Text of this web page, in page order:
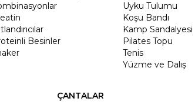
Besinler
Uyku Tulumu
Koşu Bandı
Kamp Sandalyesi
Pilates Topu
Tenis
Yüzme ve Dalış
ÇANTALAR